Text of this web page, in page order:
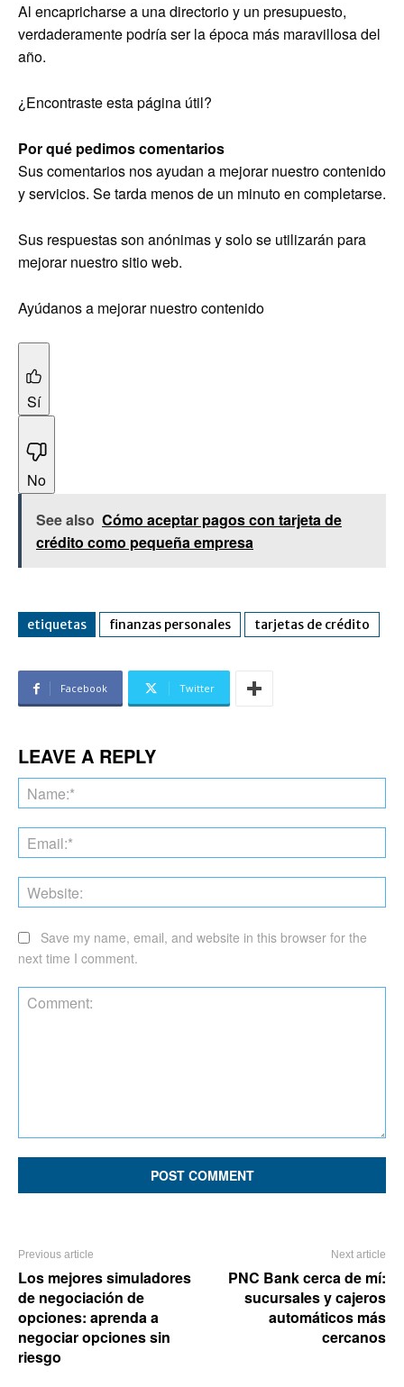
Al encapricharse a una directorio y un presupuesto,
verdaderamente podría ser la época más maravillosa del
año.
¿Encontraste esta página útil?
Por qué pedimos comentarios
Sus comentarios nos ayudan a mejorar nuestro contenido
y servicios. Se tarda menos de un minuto en completarse.
Sus respuestas son anónimas y solo se utilizarán para
mejorar nuestro sitio web.
Ayúdanos a mejorar nuestro contenido
Sí
No
See also Cómo aceptar pagos con tarjeta de
crédito como pequeña empresa
etiquetas finanzas personales tarjetas de crédito
Facebook Twitter
LEAVE A REPLY
Save my name, email, and website in this browser for the
next time I comment.
Previous article
Los mejores simuladores
de negociación de
opciones: aprenda a
negociar opciones sin
riesgo
Next article
PNC Bank cerca de mí:
sucursales y cajeros
automáticos más
cercanos